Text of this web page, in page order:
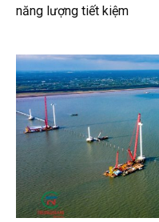
năng lượng tiết kiệm